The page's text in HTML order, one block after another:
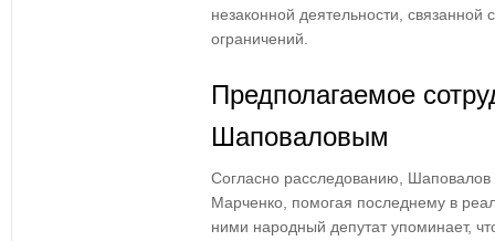
незаконной деятельности,
ограничений.
Предполагаемое
Шаповаловым
Согласно расследованию, Шаповалов
Марченко, помогая последнему в
ними народный депутат упоминает,